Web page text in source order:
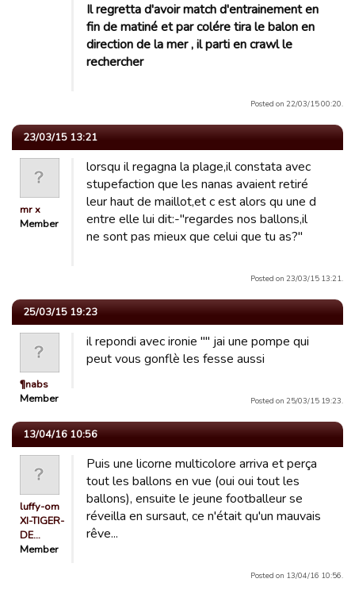
Il regretta d'avoir match d'entrainement en
fin de matiné et par colére tira le balon en
direction de la mer , il parti en crawl le
rechercher
Posted on 22/03/15 00:20.
23/03/15 13:21
mr x
Member
lorsqu il regagna la plage,il constata avec
stupefaction que les nanas avaient retiré
leur haut de maillot,et c est alors qu une d
entre elle lui dit:-"regardes nos ballons,il
ne sont pas mieux que celui que tu as?"
Posted on 23/03/15 13:21.
25/03/15 19:23
¶nabs
Member
il repondi avec ironie "" jai une pompe qui
peut vous gonflè les fesse aussi
Posted on 25/03/15 19:23.
13/04/16 10:56
luffy-om
XI-TIGER-
DE…
Member
Puis une licorne multicolore arriva et perça
tout les ballons en vue (oui oui tout les
ballons), ensuite le jeune footballeur se
réveilla en sursaut, ce n'était qu'un mauvais
rêve...
Posted on 13/04/16 10:56.